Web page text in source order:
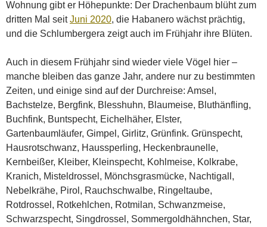
Wohnung gibt er Höhepunkte: Der Drachenbaum blüht zum
dritten Mal seitJuni 2020, die Habanero wächst prächtig,
und die Schlumbergera zeigt auch im Frühjahr ihre Blüten.
Auch in diesem Frühjahr sind wieder viele Vögel hier –
manche bleiben das ganze Jahr, andere nur zu bestimmten
Zeiten, und einige sind auf der Durchreise: Amsel,
Bachstelze, Bergfink, Blesshuhn, Blaumeise, Bluthänfling,
Buchfink, Buntspecht, Eichelhäher, Elster,
Gartenbaumläufer, Gimpel, Girlitz, Grünfink. Grünspecht,
Hausrotschwanz, Haussperling, Heckenbraunelle,
Kernbeißer, Kleiber, Kleinspecht, Kohlmeise, Kolkrabe,
Kranich, Misteldrossel, Mönchsgrasmücke, Nachtigall,
Nebelkrähe, Pirol, Rauchschwalbe, Ringeltaube,
Rotdrossel, Rotkehlchen, Rotmilan, Schwanzmeise,
Schwarzspecht, Singdrossel, Sommergoldhähnchen, Star,